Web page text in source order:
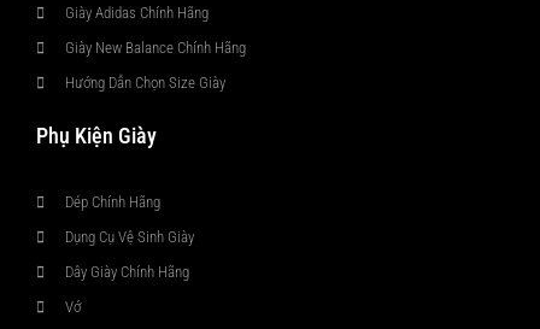
Giày Adidas Chính Hãng
Giày New Balance Chính Hãng
Hướng Dẫn Chọn Size Giày
Phụ Kiện Giày
Dép Chính Hãng
Dụng Cụ Vệ Sinh Giày
Dây Giày Chính Hãng
Vớ